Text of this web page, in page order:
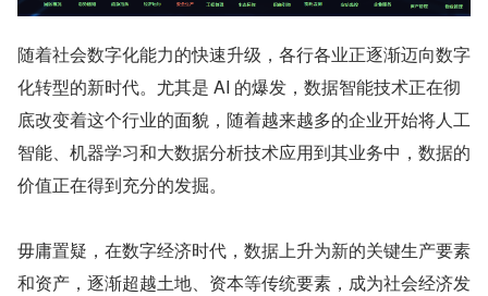
随着社会数字化能力的快速升级，各行各业正逐渐迈向数字
化转型的新时代。尤其是 AI 的爆发，数据智能技术正在彻
底改变着这个行业的面貌，随着越来越多的企业开始将人工
智能、机器学习和大数据分析技术应用到其业务中，数据的
价值正在得到充分的发掘。
毋庸置疑，在数字经济时代，数据上升为新的关键生产要素
和资产，逐渐超越土地、资本等传统要素，成为社会经济发